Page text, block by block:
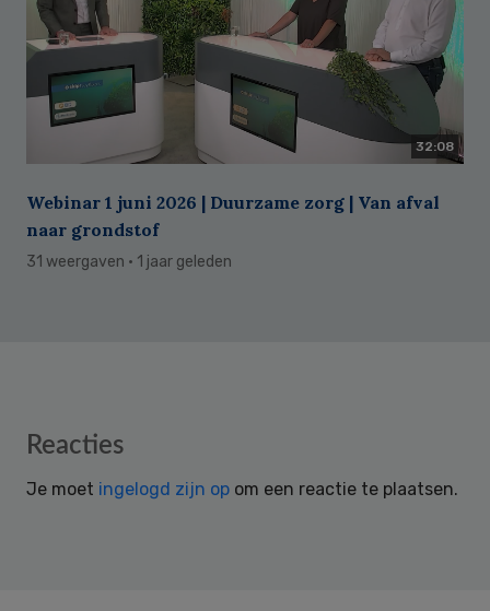
32:08
Webinar 1 juni 2026 | Duurzame zorg | Van afval
naar grondstof
31 weergaven · 1 jaar geleden
Reader
Reacties
Je moet ingelogd zijn op om een reactie te plaatsen.